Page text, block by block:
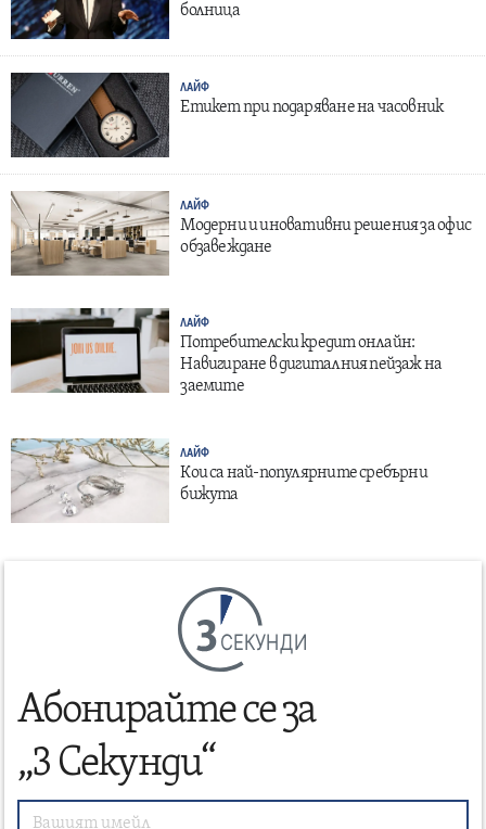
болница
ЛАЙФ
Етикет при подаряване на часовник
ЛАЙФ
Модерни и иновативни решения за офис
обзавеждане
ЛАЙФ
Потребителски кредит онлайн:
Навигиране в дигиталния пейзаж на
заемите
ЛАЙФ
Кои са най-популярните сребърни
бижута
СЕКУНДИ
Абонирайте се за
„3 Секунди“